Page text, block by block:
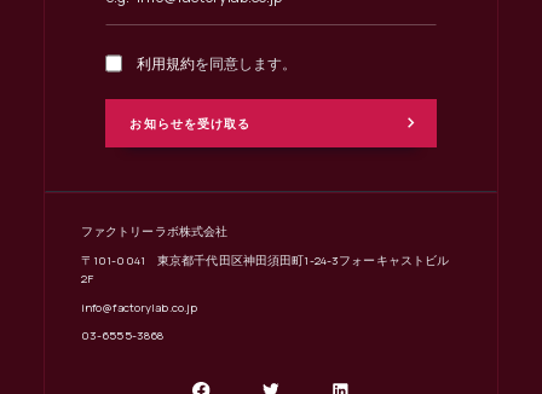
利用規約を同意します。
ファクトリーラボ株式会社
〒101-0041 東京都千代田区神田須田町1-24-3フォーキャストビル
2F
info@factorylab.co.jp
03-6555-3868